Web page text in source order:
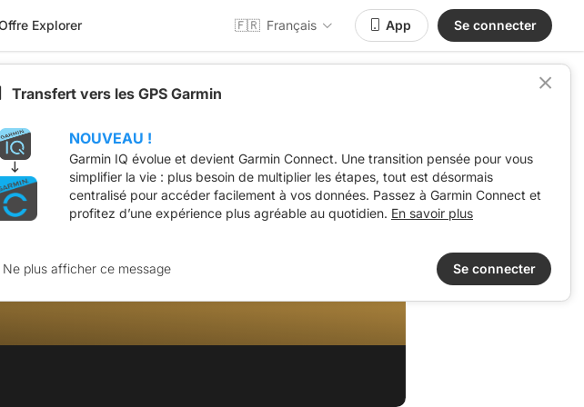
Explorer 🇫🇷 Français App Se connecter
Transfert vers les GPS Garmin
NOUVEAU !
Garmin IQ évolue et devient Garmin Connect. Une transition pensée pour vous
simplifier la vie : plus besoin de multiplier les étapes, tout est désormais
centralisé pour accéder facilement à vos données. Passez à Garmin Connect et
profitez d’une expérience plus agréable au quotidien. En savoir plus
Ne plus afficher ce message Se connecter